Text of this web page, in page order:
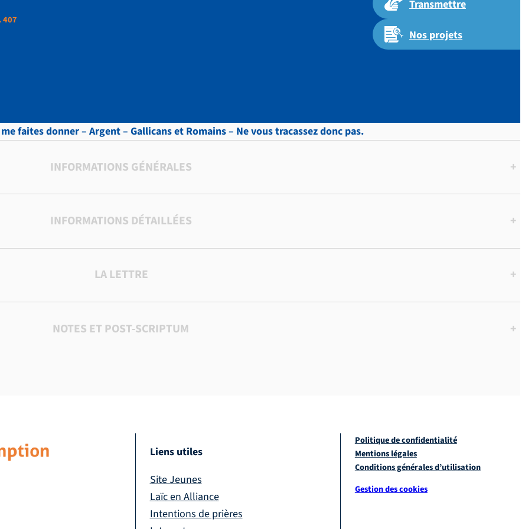
Transmettre
Nos projets
407
faites donner – Argent – Gallicans et Romains – Ne vous tracassez donc pas.
INFORMATIONS GÉNÉRALES +
INFORMATIONS DÉTAILLÉES +
LA LETTRE +
NOTES ET POST-SCRIPTUM +
Liens utiles
Site Jeunes
Laïc en Alliance
Intentions de prières
Politique de confidentialité
Mentions légales
Conditions générales d’utilisation
Gestion des cookies